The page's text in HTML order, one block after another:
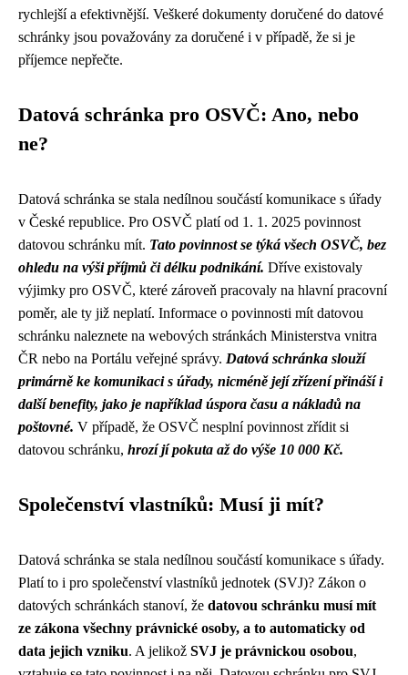
rychlejší a efektivnější. Veškeré dokumenty doručené do datové
schránky jsou považovány za doručené i v případě, že si je
příjemce nepřečte.
Datová schránka pro OSVČ: Ano, nebo
ne?
Datová schránka se stala nedílnou součástí komunikace s úřady
v České republice. Pro OSVČ platí od 1. 1. 2025 povinnost
datovou schránku mít. Tato povinnost se týká všech OSVČ, bez
ohledu na výši příjmů či délku podnikání. Dříve existovaly
výjimky pro OSVČ, které zároveň pracovaly na hlavní pracovní
poměr, ale ty již neplatí. Informace o povinnosti mít datovou
schránku naleznete na webových stránkách Ministerstva vnitra
ČR nebo na Portálu veřejné správy. Datová schránka slouží
primárně ke komunikaci s úřady, nicméně její zřízení přináší i
další benefity, jako je například úspora času a nákladů na
poštovné. V případě, že OSVČ nesplní povinnost zřídit si
datovou schránku, hrozí jí pokuta až do výše 10 000 Kč.
Společenství vlastníků: Musí ji mít?
Datová schránka se stala nedílnou součástí komunikace s úřady.
Platí to i pro společenství vlastníků jednotek (SVJ)? Zákon o
datových schránkách stanoví, že datovou schránku musí mít
ze zákona všechny právnické osoby, a to automaticky od
data jejich vzniku. A jelikož SVJ je právnickou osobou,